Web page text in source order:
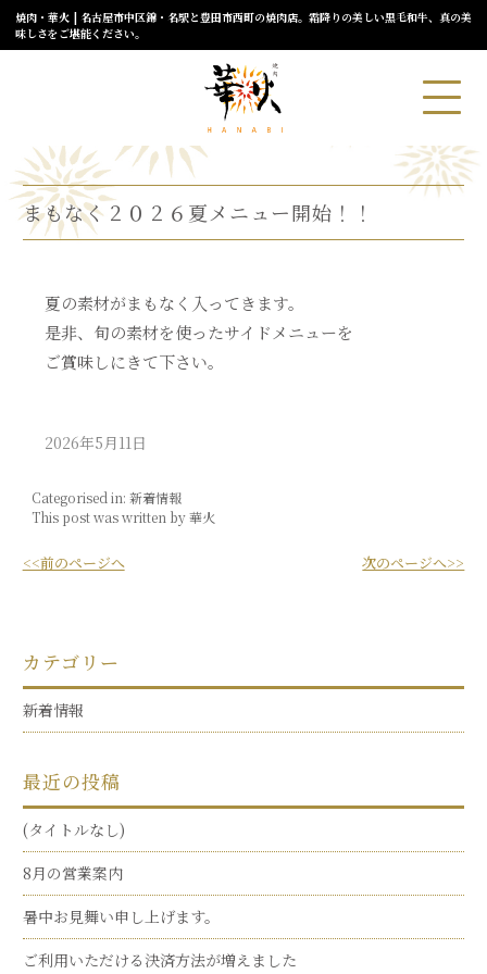
焼肉・華火 | 名古屋市中区錦・名駅と豊田市西町の焼肉店。霜降りの美しい黒毛和牛、真の美
味しさをご堪能ください。
まもなく２０２６夏メニュー開始！！
夏の素材がまもなく入ってきます。
是非、旬の素材を使ったサイドメニューを
ご賞味しにきて下さい。
2026年5月11日
Categorised in: 新着情報
This post was written by 華火
<<前のページへ 次のページへ>>
カテゴリー
新着情報
最近の投稿
(タイトルなし)
8月の営業案内
暑中お見舞い申し上げます。
ご利用いただける決済方法が増えました